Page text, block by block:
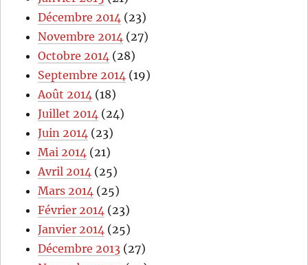
Décembre 2014 (23)
Novembre 2014 (27)
Octobre 2014 (28)
Septembre 2014 (19)
Août 2014 (18)
Juillet 2014 (24)
Juin 2014 (23)
Mai 2014 (21)
Avril 2014 (25)
Mars 2014 (25)
Février 2014 (23)
Janvier 2014 (25)
Décembre 2013 (27)